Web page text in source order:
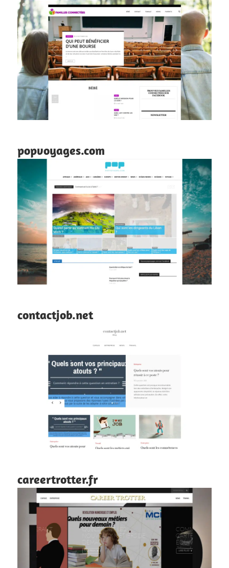
popvoyages.com
contactjob.net
careertrotter.fr